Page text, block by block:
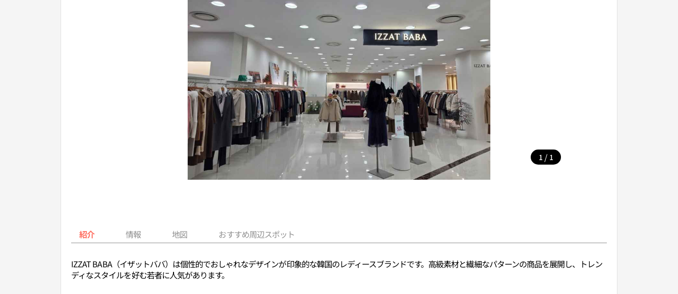
1 / 1
紹介 情報 地図 おすすめ周辺スポット
IZZAT BABA（イザットババ）は個性的でおしゃれなデザインが印象的な韓国のレディースブランドです。高級素材と繊細なパターンの商品を展開し、トレン
ディなスタイルを好む若者に人気があります。